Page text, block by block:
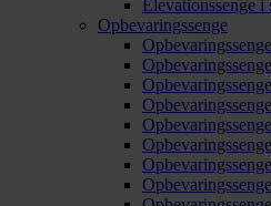
Elevationssenge i
Opbevaringssenge